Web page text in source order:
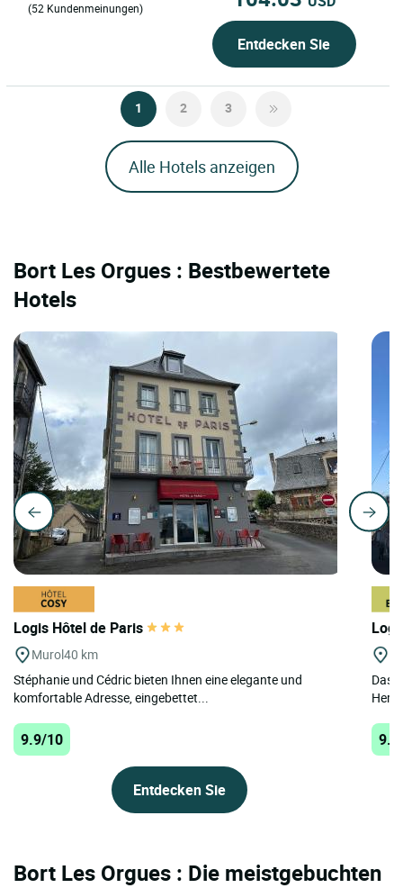
(52 Kundenmeinungen)
Entdecken Sie
1 2 3
Alle Hotels anzeigen
Bort Les Orgues : Bestbewertete
Hotels
Logis Hôtel de Paris
Murol40 km
Stéphanie und Cédric bieten Ihnen eine elegante und
komfortable Adresse, eingebettet...
9.9/10
Entdecken Sie
Das
Bort Les Orgues : Die meistgebuchten